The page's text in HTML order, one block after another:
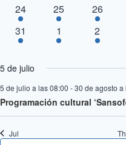
1
evento
24
1
evento
25
1
evento
26
1
evento
31
1
evento
1
1
evento
2
5 de julio
5 de julio a las 08:00 -30 de agosto a
Programación cultural
Jul